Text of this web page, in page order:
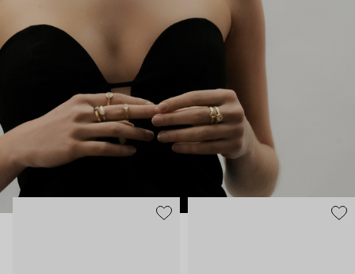
предметов с помощью золота, намеренно подчеркивающая
трещины и другие изъяны. Второй бренд продолжает те же
традиции: золото и серебро здесь с шероховатой фактурой,
а бриллианты не идеальные прозрачные, а «соль-перец» с
естественными включениями. Украшения The Ego
символизируют отказ от вечной погони за идеалом. Каждое
украшение создано вручную.